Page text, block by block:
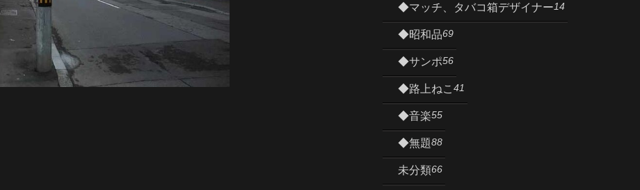
◆マッチ、タバコ箱デザイナー14
◆昭和品69
◆サンポ56
◆路上ねこ 41
◆音楽55
◆無題88
未分類66